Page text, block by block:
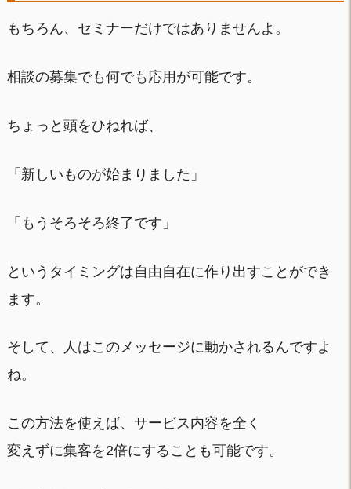
もちろん、セミナーだけではありませんよ。
相談の募集でも何でも応用が可能です。
ちょっと頭をひねれば、
「新しいものが始まりました」
「もうそろそろ終了です」
というタイミングは自由自在に作り出すことができ
ます。
そして、人はこのメッセージに動かされるんですよ
ね。
この方法を使えば、サービス内容を全く
変えずに集客を2倍にすることも可能です。